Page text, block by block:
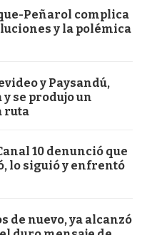
Peñarol complica
y la polémica
y Paysandú,
se produjo un
ruta
10 denunció que
lo siguió y enfrentó
de nuevo, ya alcanzó